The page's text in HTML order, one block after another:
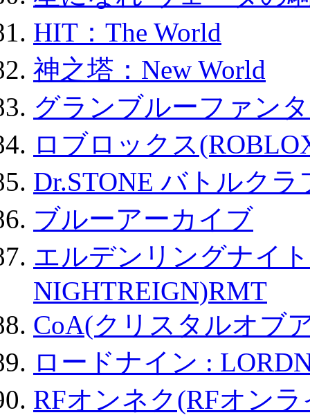
HIT：The World
神之塔：New World
グランブルーファン
ロブロックス
Dr.STONE バトルク
ブルーアーカイブ
エルデンリングナイ
NIGHTREIGN)RMT
CoA(クリスタルオブ
ロードナイン :
RFオンネク(RFオン